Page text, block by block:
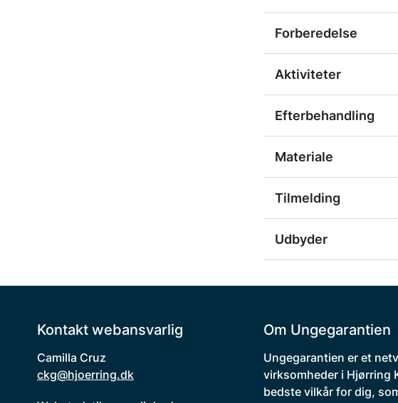
Forberedelse
Aktiviteter
Efterbehandling
Materiale
Tilmelding
Udbyder
Kontakt webansvarlig
Camilla Cruz
ckg@hjoerring.dk
Om Ungegarantien
Ungegarantien er et
virksomheder i Hjørring
bedste vilkår for dig,